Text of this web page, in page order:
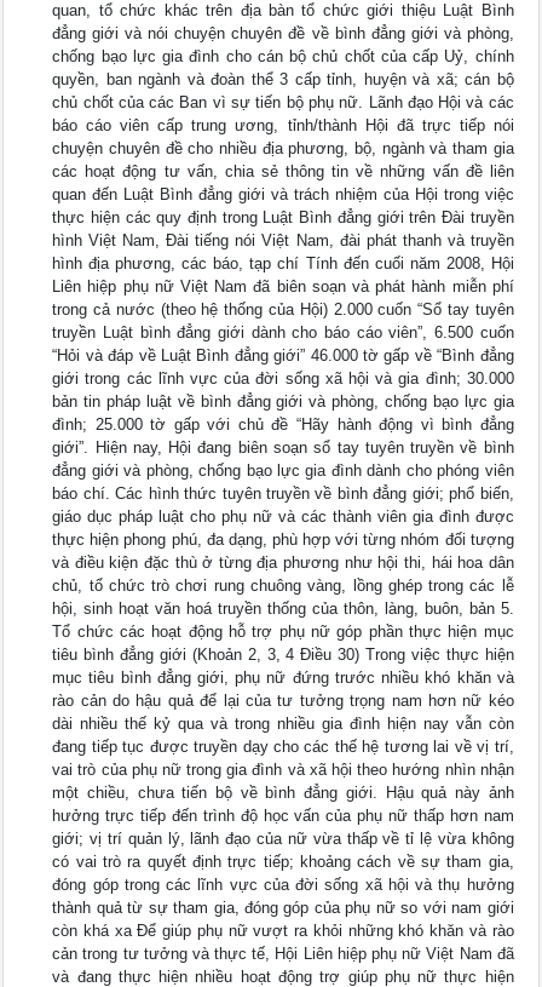
quan, tổ chức khác trên địa bàn tổ chức giới thiệu Luật Bình
đẳng giới và nói chuyện chuyên đề về bình đẳng giới và phòng,
chống bạo lực gia đình cho cán bộ chủ chốt của cấp Uỷ, chính
quyền, ban ngành và đoàn thể 3 cấp tỉnh, huyện và xã; cán bộ
chủ chốt của các Ban vì sự tiến bộ phụ nữ. Lãnh đạo Hội và các
báo cáo viên cấp trung ương, tỉnh/thành Hội đã trực tiếp nói
chuyện chuyên đề cho nhiều địa phương, bộ, ngành và tham gia
các hoạt động tư vấn, chia sẻ thông tin về những vấn đề liên
quan đến Luật Bình đẳng giới và trách nhiệm của Hội trong việc
thực hiện các quy định trong Luật Bình đẳng giới trên Đài truyền
hình Việt Nam, Đài tiếng nói Việt Nam, đài phát thanh và truyền
hình địa phương, các báo, tạp chí Tính đến cuối năm 2008, Hội
Liên hiệp phụ nữ Việt Nam đã biên soạn và phát hành miễn phí
trong cả nước (theo hệ thống của Hội) 2.000 cuốn “Sổ tay tuyên
truyền Luật bình đẳng giới dành cho báo cáo viên”, 6.500 cuốn
“Hỏi và đáp về Luật Bình đẳng giới” 46.000 tờ gấp về “Bình đẳng
giới trong các lĩnh vực của đời sống xã hội và gia đình; 30.000
bản tin pháp luật về bình đẳng giới và phòng, chống bạo lực gia
đình; 25.000 tờ gấp với chủ đề “Hãy hành động vì bình đẳng
giới”. Hiện nay, Hội đang biên soạn sổ tay tuyên truyền về bình
đẳng giới và phòng, chống bạo lực gia đình dành cho phóng viên
báo chí. Các hình thức tuyên truyền về bình đẳng giới; phổ biến,
giáo dục pháp luật cho phụ nữ và các thành viên gia đình được
thực hiện phong phú, đa dạng, phù hợp với từng nhóm đối tượng
và điều kiện đặc thù ở từng địa phương như hội thi, hái hoa dân
chủ, tổ chức trò chơi rung chuông vàng, lồng ghép trong các lễ
hội, sinh hoạt văn hoá truyền thống của thôn, làng, buôn, bản 5.
Tổ chức các hoạt động hỗ trợ phụ nữ góp phần thực hiện mục
tiêu bình đẳng giới (Khoản 2, 3, 4 Điều 30) Trong việc thực hiện
mục tiêu bình đẳng giới, phụ nữ đứng trước nhiều khó khăn và
rào cản do hậu quả để lại của tư tưởng trọng nam hơn nữ kéo
dài nhiều thế kỷ qua và trong nhiều gia đình hiện nay vẫn còn
đang tiếp tục được truyền dạy cho các thế hệ tương lai về vị trí,
vai trò của phụ nữ trong gia đình và xã hội theo hướng nhìn nhận
một chiều, chưa tiến bộ về bình đẳng giới. Hậu quả này ảnh
hưởng trực tiếp đến trình độ học vấn của phụ nữ thấp hơn nam
giới; vị trí quản lý, lãnh đạo của nữ vừa thấp về tỉ lệ vừa không
có vai trò ra quyết định trực tiếp; khoảng cách về sự tham gia,
đóng góp trong các lĩnh vực của đời sống xã hội và thụ hưởng
thành quả từ sự tham gia, đóng góp của phụ nữ so với nam giới
còn khá xa Để giúp phụ nữ vượt ra khỏi những khó khăn và rào
cản trong tư tưởng và thực tế, Hội Liên hiệp phụ nữ Việt Nam đã
và đang thực hiện nhiều hoạt động trợ giúp phụ nữ thực hiện